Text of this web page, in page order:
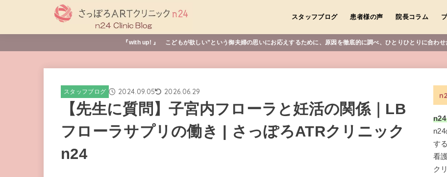
スタッフブログ 患者様の声 院長コラム
『with up! 』 こどもが欲しい”という御夫婦の思いにお応えするために、原因を徹底的に調べ、ひとりひとりに合わせ
スタッフブログ 2024.09.05 2026.06.29
【先生に質問】子宮内フローラと妊活の関係｜LB
フローラサプリの働き | さっぽろATRクリニック
n24
す
看
ク